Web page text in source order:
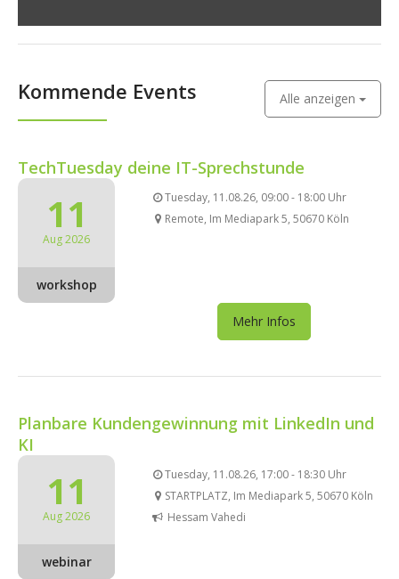
Kommende Events Alle anzeigen
TechTuesday deine IT-Sprechstunde
11
Aug 2026
workshop
Tuesday, 11.08.26, 09:00 - 18:00 Uhr
Remote, Im Mediapark 5, 50670 Köln
Mehr Infos
Planbare Kundengewinnung mit LinkedIn und
KI
11
Aug 2026
webinar
Tuesday, 11.08.26, 17:00 - 18:30 Uhr
STARTPLATZ, Im Mediapark 5, 50670 Köln
Hessam Vahedi